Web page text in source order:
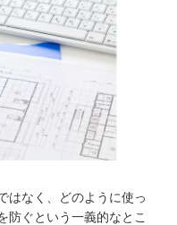
はなく、どのように使っ
防ぐという一義的なとこ